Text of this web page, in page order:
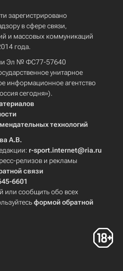
зарегистрировано
в сфере связи,
и массовых коммуникаций
года.
Эл № ФС77-57640
унитарное
информационное агентство
сегодня»).
технологий
А.В.
r-sport.internet@ria.ru
релизов и рекламы
связи
6601
или сообщить обо всех
формой обратной